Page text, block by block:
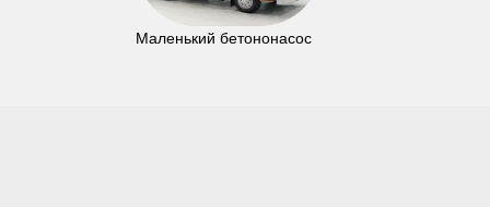
Маленький бетононасос